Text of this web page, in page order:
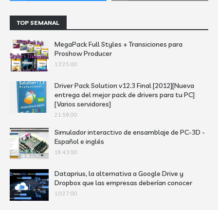
TOP SEMANAL
MegaPack Full Styles + Transiciones para
Proshow Producer
13:25:00
Driver Pack Solution v12.3 Final [2012][Nueva
entrega del mejor pack de drivers para tu PC]
[Varios servidores]
21:56:00
Simulador interactivo de ensamblaje de PC-3D -
Español e inglés
19:43:00
Dataprius, la alternativa a Google Drive y
Dropbox que las empresas deberían conocer
10:27:00